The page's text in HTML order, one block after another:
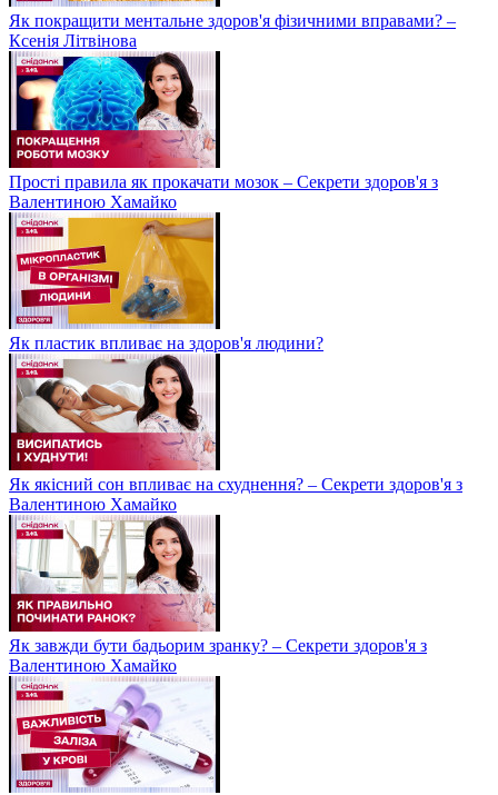
Як покращити ментальне здоров'я фізичними вправами? –
Ксенія Літвінова
Прості правила як прокачати мозок – Секрети здоров'я з
Валентиною Хамайко
Як пластик впливає на здоров'я людини?
Як якісний сон впливає на схуднення? – Секрети здоров'я з
Валентиною Хамайко
Як завжди бути бадьорим зранку? – Секрети здоров'я з
Валентиною Хамайко